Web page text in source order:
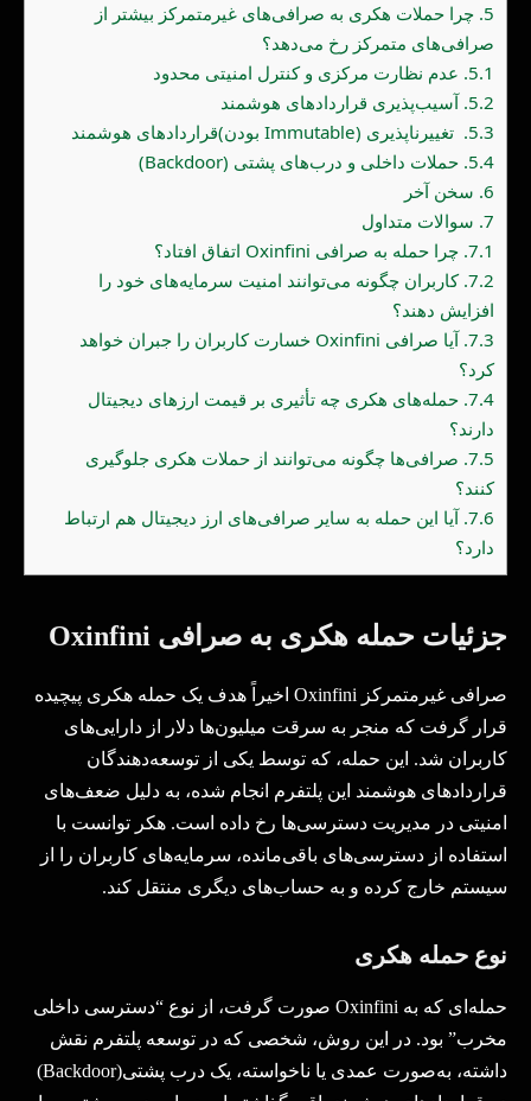
5. چرا حملات هکری به صرافی‌های غیرمتمرکز بیشتر از
صرافی‌های متمرکز رخ می‌دهد؟
5.1. عدم نظارت مرکزی و کنترل امنیتی محدود
5.2. آسیب‌پذیری قراردادهای هوشمند
5.3.
تغییرناپذیری (Immutable بودن)قراردادهای هوشمند
5.4. حملات داخلی و درب‌های پشتی (Backdoor)
6. سخن آخر
7. سوالات متداول
7.1. چرا حمله به صرافی Oxinfini اتفاق افتاد؟
7.2. کاربران چگونه می‌توانند امنیت سرمایه‌های خود را
افزایش دهند؟
7.3.
آیا صرافی Oxinfini خسارت کاربران را جبران خواهد
کرد؟
7.4. حمله‌های هکری چه تأثیری بر قیمت ارزهای دیجیتال
دارند؟
7.5. صرافی‌ها چگونه می‌توانند از حملات هکری جلوگیری
کنند؟
7.6. آیا این حمله به سایر صرافی‌های ارز دیجیتال هم ارتباط
دارد؟
جزئیات حمله هکری به صرافی Oxinfini
صرافی غیرمتمرکز Oxinfini اخیراً هدف یک حمله هکری پیچیده
قرار گرفت که منجر به سرقت میلیون‌ها دلار از دارایی‌های
کاربران شد. این حمله، که توسط یکی از توسعه‌دهندگان
قراردادهای هوشمند این پلتفرم انجام شده، به دلیل ضعف‌های
امنیتی در مدیریت دسترسی‌ها رخ داده است. هکر توانست با
استفاده از دسترسی‌های باقی‌مانده، سرمایه‌های کاربران را از
سیستم خارج کرده و به حساب‌های دیگری منتقل کند.
نوع حمله هکری
حمله‌ای که به Oxinfini صورت گرفت، از نوع “دسترسی داخلی
مخرب” بود. در این روش، شخصی که در توسعه پلتفرم نقش
داشته، به‌صورت عمدی یا ناخواسته، یک درب پشتی(Backdoor)